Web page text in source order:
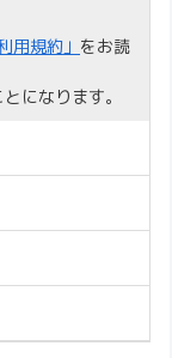
用規約」 をお読
になります。